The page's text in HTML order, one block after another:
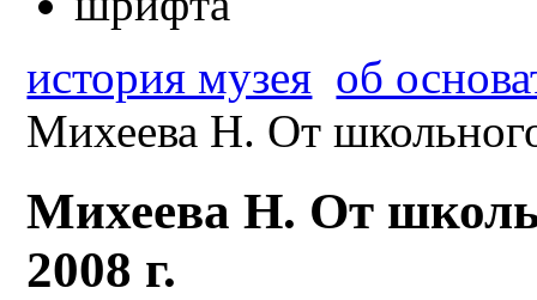
история музея об
Михеева Н. От
Михеева Н. От
2008 г.